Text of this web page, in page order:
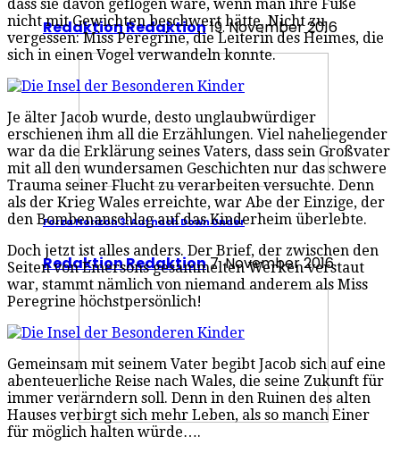
Redaktion Redaktion19. November 2016
Forza Horizon 3: Auf nach Down Under
Redaktion Redaktion 7. November 2016
dass sie davon geflogen wäre, wenn man ihre Füße
nicht mit Gewichten beschwert hätte. Nicht zu
vergessen: Miss Peregrine, die Leiterin des Heimes, die
sich in einen Vogel verwandeln konnte.
Je älter Jacob wurde, desto unglaubwürdiger
erschienen ihm all die Erzählungen. Viel naheliegender
war da die Erklärung seines Vaters, dass sein Großvater
mit all den wundersamen Geschichten nur das schwere
Trauma seiner Flucht zu verarbeiten versuchte. Denn
als der Krieg Wales erreichte, war Abe der Einzige, der
den Bombenanschlag auf das Kinderheim überlebte.
Doch jetzt ist alles anders. Der Brief, der zwischen den
Seiten von Emersons gesammelten Werken verstaut
war, stammt nämlich von niemand anderem als Miss
Peregrine höchstpersönlich!
Gemeinsam mit seinem Vater begibt Jacob sich auf eine
abenteuerliche Reise nach Wales, die seine Zukunft für
immer verärndern soll. Denn in den Ruinen des alten
Hauses verbirgt sich mehr Leben, als so manch Einer
für möglich halten würde….